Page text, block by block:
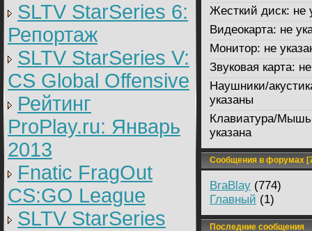
SLTV StarSeries 6:
Репортаж
SLTV StarSeries V:
CS Global Offensive
Рейтинг
ProPlay.ru: Январь
2013
Fnatic FragOut
CS:GO League
SLTV StarSeries
Жесткий диск: не
Видеокарта: не
Монитор: не
Звуковая карта:
Наушники/
указаны
Клавиатура/
указана
Сообщения в форумах
BraBlay (774)
Главный (1)
Последние сообщения